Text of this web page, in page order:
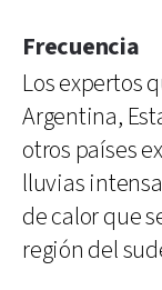
Frecuencia
Los expertos
Argentina,
otros países
lluvias
de calor que
región del